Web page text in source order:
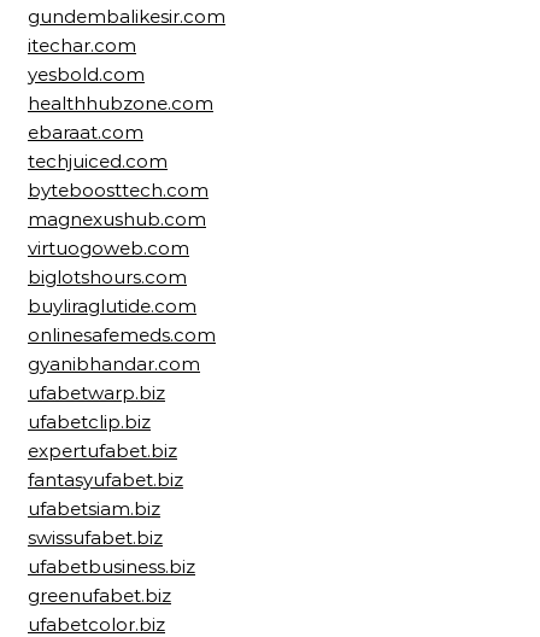
gundembalikesir.com
itechar.com
yesbold.com
healthhubzone.com
ebaraat.com
techjuiced.com
byteboosttech.com
magnexushub.com
virtuogoweb.com
biglotshours.com
buyliraglutide.com
onlinesafemeds.com
gyanibhandar.com
ufabetwarp.biz
ufabetclip.biz
expertufabet.biz
fantasyufabet.biz
ufabetsiam.biz
swissufabet.biz
ufabetbusiness.biz
greenufabet.biz
ufabetcolor.biz